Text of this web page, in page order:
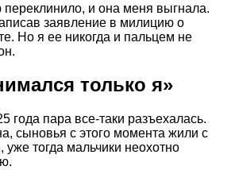
и она меня выгнала.
заявление в милицию о
Но я ее никогда и пальцем не
только я»
года пара все-таки разъехалась.
сыновья с этого момента жили с
тогда мальчики неохотно